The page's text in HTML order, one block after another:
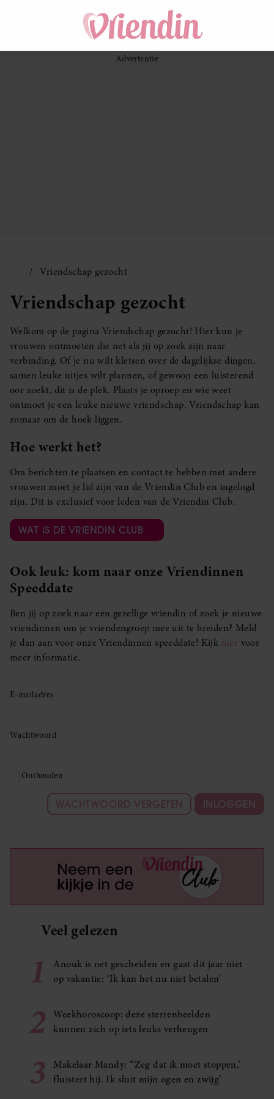
Vriendschap gezocht
Vriendschap gezocht
Welkom op de pagina Vriendschap gezocht! Hier kun je
vrouwen ontmoeten die net als jij op zoek zijn naar
verbinding. Of je nu wilt kletsen over de dagelijkse dingen,
samen leuke uitjes wilt plannen, of gewoon een luisterend
oor zoekt, dit is de plek. Plaats je oproep en wie weet
ontmoet je een leuke nieuwe vriendschap. Vriendschap kan
zomaar om de hoek liggen.
Hoe werkt het?
Om berichten te plaatsen en contact te hebben met andere
vrouwen moet je lid zijn van de Vriendin Club en ingelogd
zijn. Dit is exclusief voor leden van de Vriendin Club.
WAT IS DE VRIENDIN CLUB
Ook leuk: kom naar onze Vriendinnen
Speeddate
Ben jij op zoek naar een gezellige vriendin of zoek je nieuwe
vriendinnen om je vriendengroep mee uit te breiden? Meld
je dan aan voor onze Vriendinnen speeddate! Kijk hier voor
meer informatie.
E-mailadres
Wachtwoord
Onthouden
WACHTWOORD VERGETEN INLOGGEN
Veel gelezen
1
Anouk is net gescheiden en gaat dit jaar niet
op vakantie: ‘Ik kan het nu niet betalen’
2
Weekhoroscoop: deze sterrenbeelden
kunnen zich op iets leuks verheugen
3
Makelaar Mandy: ‘‘Zeg dat ik moet stoppen,’
fluistert hij. Ik sluit mijn ogen en zwijg’